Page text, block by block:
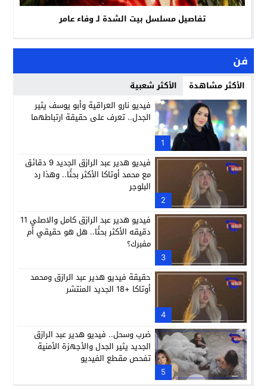
تفاصيل مسلسل بيت الشدة لـ وفاء عامر
فن
الأكثر مشاهدة الأكثر شعبية
1
فيديو نارو العراقية وأبو يوسف يثير
الجدل.. تعرف على حقيقة ارتباطهما
2
فيديو هدير عبد الرازق الجديد 9 دقائق
مع محمد أوتاكا الأكثر بحثًا.. وهذا رد
البلوجر
3
فيديو هدير عبد الرازق كامل والاصلي 11
دقيقه الأكثر بحثًا.. هل هو حقيقي أم
مفبرك؟
4
حقيقة فيديو هدير عبد الرازق ومحمد
أوتاكا +18 الجديد المنتشر
5
ضرب وسحل.. فيديو هدير عبد الرازق
الجديد يثير الجدل والأجهزة الأمنية
تفحص مقطع الفيديو